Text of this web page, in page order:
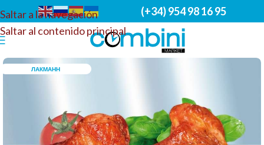
Saltar a la navegación
Saltar al contenido principal
(+34) 954 98 16 95
ЛАКМАНН